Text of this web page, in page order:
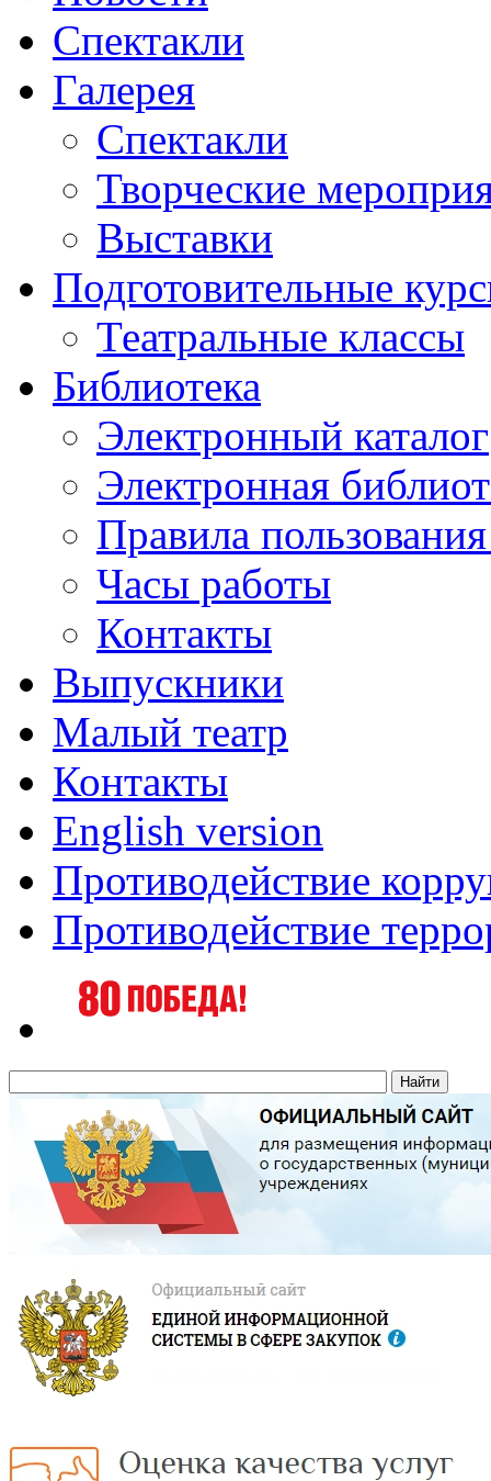
Спектакли
Галерея
Спектакли
Творческие
Выставки
Подготовительные
Театральные классы
Библиотека
Электронный каталог
Электронная
Правила
Часы работы
Контакты
Выпускники
Малый театр
Контакты
English version
Противодействие
Противодействие